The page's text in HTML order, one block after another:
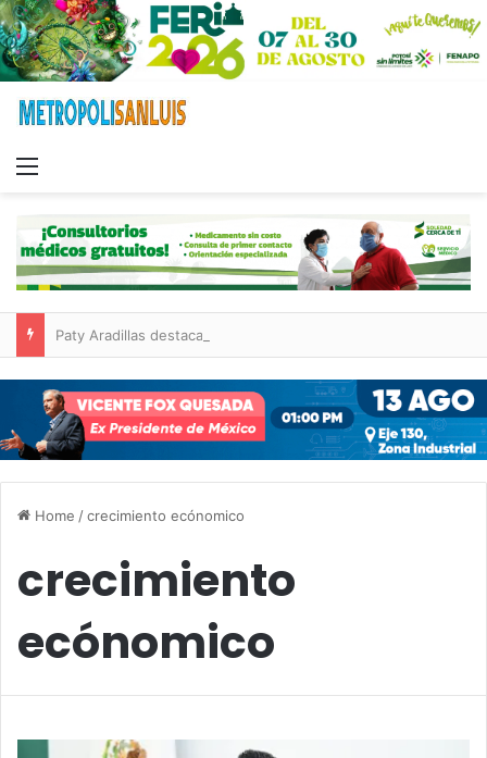
Home /crecimiento ecónomico
crecimiento
ecónomico